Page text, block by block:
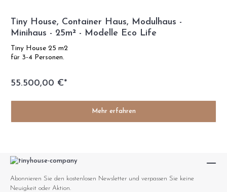
Tiny House, Container Haus, Modulhaus -
Minihaus - 25m² - Modelle Eco Life
Tiny House 25 m2
für 3-4 Personen.
55.500,00 €*
Mehr erfahren
Abonnieren Sie den kostenlosen Newsletter und verpassen Sie keine
Neuigkeit oder Aktion.